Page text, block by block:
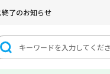
終了のお知らせ